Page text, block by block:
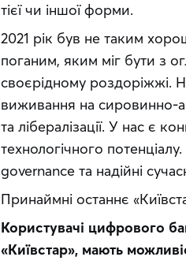
тієї чи іншої форми.
2021 рік був не таким
поганим, яким міг бути з
своєрідному роздоріжжі.
виживання на сировинно-
та лібералізації. У нас є
технологічного
governance та надійні
Принаймні останнє
Користувачі цифрового
«Київстар», мають